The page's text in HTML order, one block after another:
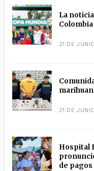
La
21 DE
21 DE
Hospital
de